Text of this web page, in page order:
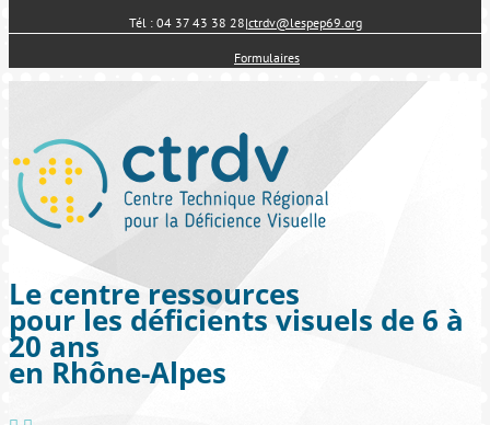
Tél : 04 37 43 38 28|ctrdv@lespep69.org
Formulaires
Le centre ressources
pour les déficients visuels de 6 à
20 ans
en Rhône-Alpes